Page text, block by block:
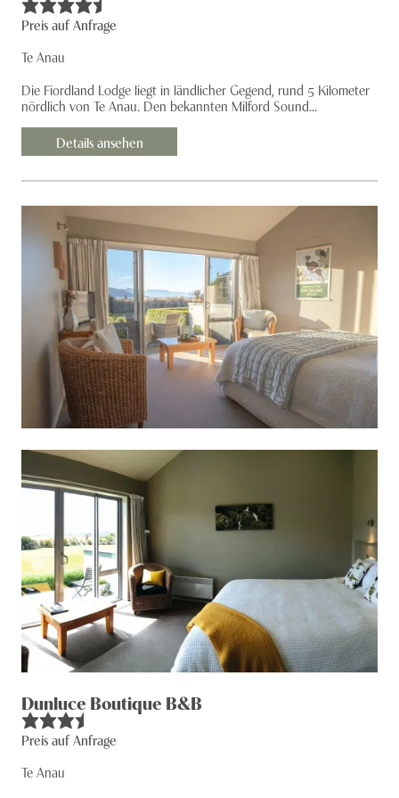
Preis auf Anfrage
Te Anau
Die Fiordland Lodge liegt in ländlicher Gegend, rund 5 Kilometer
nördlich von Te Anau. Den bekannten Milford Sound...
Details ansehen
Dunluce Boutique B&B
Preis auf Anfrage
Te Anau